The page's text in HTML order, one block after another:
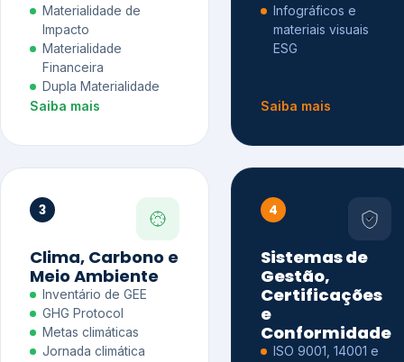
Materialidade de
Impacto
Materialidade
Financeira
Dupla Materialidade
Saiba mais
Infográficos e
materiais visuais
ESG
Saiba mais
3
Clima, Carbono e
Meio Ambiente
Inventário de GEE
GHG Protocol
Metas climáticas
Jornada climática
4
Sistemas de
Gestão,
Certificações
e
Conformidade
ISO 9001, 14001 e